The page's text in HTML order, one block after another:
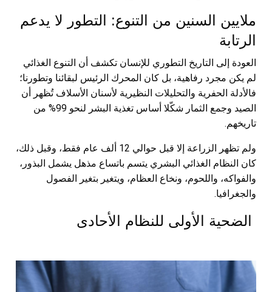
ملايين السنين من التنوع: التطور لا يدعم
الرتابة
العودة إلى التاريخ التطوري للإنسان تكشف أن التنوع الغذائي
لم يكن مجرد رفاهية، بل كان المحرك الرئيس لبقائنا وتطورنا؛
فالأدلة الحفرية والتحليلات النظيرية لأسنان الأسلاف تُظهر أن
الصيد وجمع الثمار شكّلا أساس تغذية البشر لنحو 99% من
تاريخهم.
ولم تظهر الزراعة إلا قبل حوالي 12 ألف عام فقط، وقبل ذلك،
كان النظام الغذائي البشري يتسم باتساع مذهل يشمل البذور،
والفواكه، واللحوم، ونخاع العظام، ويتغير بتغير الفصول
والجغرافيا.
الضحية الأولى للنظام الأحادى